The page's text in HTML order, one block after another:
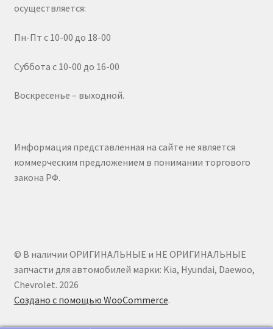
осуществляется:
Пн-Пт с 10-00 до 18-00
Суббота с 10-00 до 16-00
Воскресенье – выходной.
Информация представленная на сайте не является
коммерческим предложением в понимании торгового
закона РФ.
© В наличии ОРИГИНАЛЬНЫЕ и НЕ ОРИГИНАЛЬНЫЕ
запчасти для автомобилей марки: Kia, Hyundai, Daewoo,
Chevrolet. 2026
Создано с помощью WooCommerce.